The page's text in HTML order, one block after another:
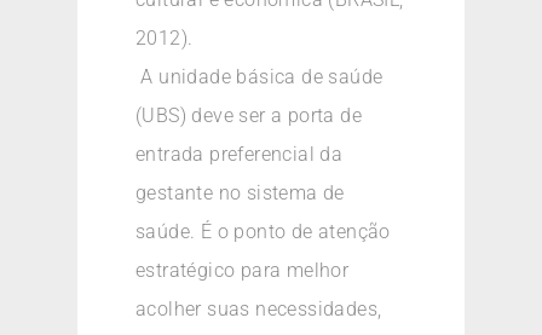
2012).
A unidade básica de saúde
(UBS) deve ser a porta de
entrada preferencial da
gestante no sistema de
saúde. É o ponto de atenção
estratégico para melhor
acolher suas necessidades,